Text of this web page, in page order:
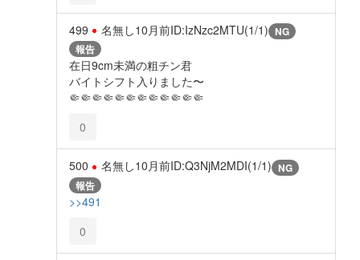
499 名無し10月前ID:IzNzc2MTU(1/1) NG
報告
在日9cm未満の粗チン君
バイトシフト入りました〜
🤏🤏🤏🤏🤏🤏🤏🤏🤏🤏🤏🤏
0
500 名無し10月前ID:Q3NjM2MDI(1/1) NG
報告
>>491
0